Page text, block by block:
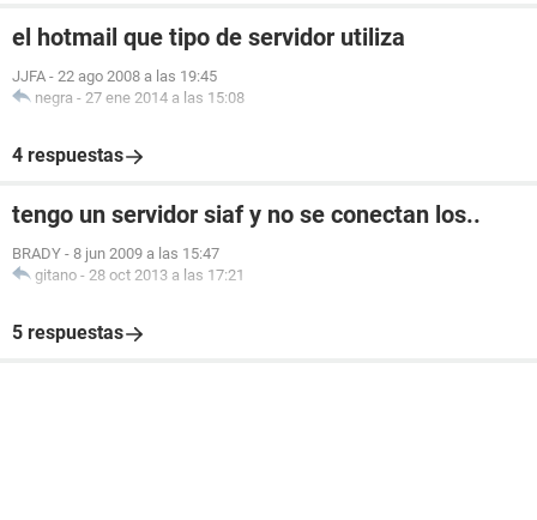
el hotmail que tipo de servidor utiliza
JJFA - 22 ago 2008 a las 19:45
negra - 27 ene 2014 a las 15:08
4 respuestas
tengo un servidor siaf y no se conectan los..
BRADY - 8 jun 2009 a las 15:47
gitano - 28 oct 2013 a las 17:21
5 respuestas